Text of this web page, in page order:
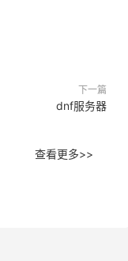
下一篇
dnf服务器
查看更多>>